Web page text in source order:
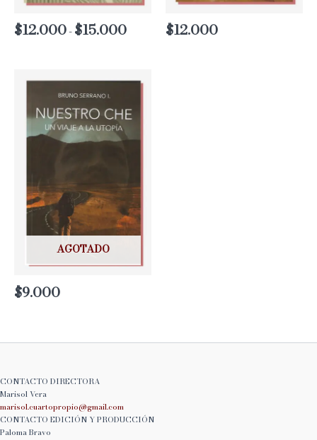
$12.000- $15.000Rango
hasta
$12.000
AGOTADO
$9.000
CONTACTO DIRECTORA
Marisol Vera
marisol.cuartopropio@gmail.com
CONTACTO EDICIÓN Y PRODUCCIÓN
Paloma Bravo